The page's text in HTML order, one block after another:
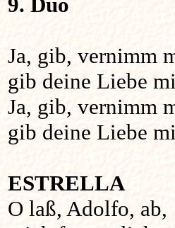
Ja, gib, vernimm
gib deine Liebe
Ja, gib, vernimm
gib deine Liebe
ESTRELLA
O laß, Adolfo, ab,